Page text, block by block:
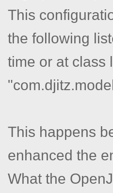
This
the following
time or at class
This happens
enhanced the
What the